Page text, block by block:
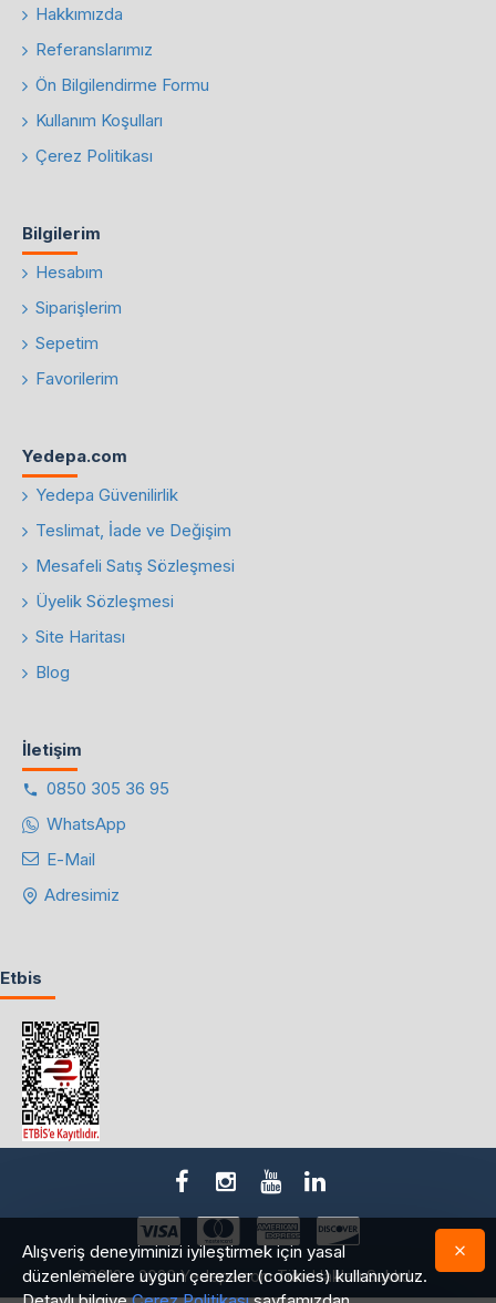
Alışveriş deneyiminizi iyileştirmek için yasal
düzenlemelere uygun çerezler (cookies) kullanıyoruz.
Hakkımızda
Referanslarımız
Ön Bilgilendirme Formu
Kullanım Koşulları
Çerez Politikası
Bilgilerim
Hesabım
Siparişlerim
Sepetim
Favorilerim
Yedepa.com
Yedepa Güvenilirlik
Teslimat, İade ve Değişim
Mesafeli Satış Sözleşmesi
Üyelik Sözleşmesi
Site Haritası
Blog
İletişim
0850 305 36 95
WhatsApp
E-Mail
Adresimiz
Etbis
©2018 - 2026 Yedepa.com Tüm Hakları Saklıdır.